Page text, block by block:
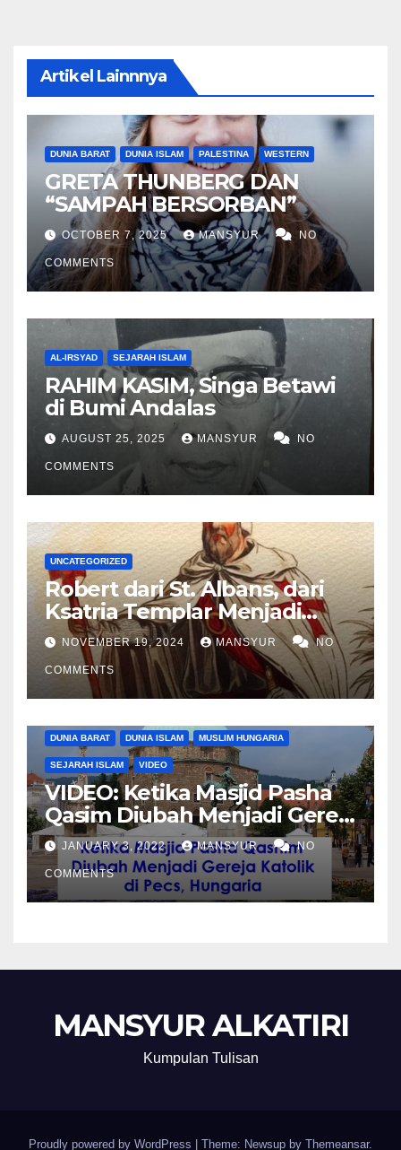
Artikel Lainnnya
DUNIA BARAT DUNIA ISLAM PALESTINA WESTERN
GRETA THUNBERG DAN
“SAMPAH BERSORBAN”
OCTOBER 7, 2025 MANSYUR NO
COMMENTS
AL-IRSYAD SEJARAH ISLAM
RAHIM KASIM, Singa Betawi
di Bumi Andalas
AUGUST 25, 2025 MANSYUR NO
COMMENTS
UNCATEGORIZED
Robert dari St. Albans, dari
Ksatria Templar Menjadi
Komandan Pasukan
Shalahuddin Merebut
Kembali Yerusalem
NOVEMBER 19, 2024 MANSYUR NO
COMMENTS
DUNIA BARAT DUNIA ISLAM MUSLIM HUNGARIA
SEJARAH ISLAM VIDEO
VIDEO: Ketika Masjid Pasha
Qasim Diubah Menjadi Gereja
Katolik di Pecs, Hungaria
JANUARY 3, 2022 MANSYUR NO
COMMENTS
MANSYUR ALKATIRI
Kumpulan Tulisan
Proudly powered by WordPress Theme: Newsup by Themeansar.